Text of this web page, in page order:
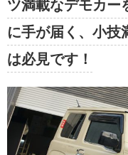
ツ満載なデモカー
に手が届く、小技
は必見です！